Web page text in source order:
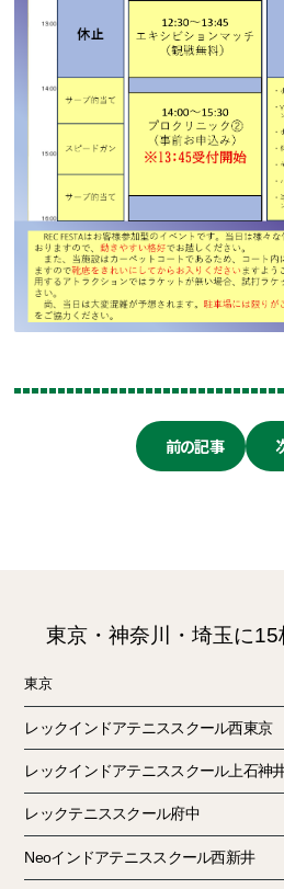
前の記事
東京・神奈川・埼玉に15
東京
レックインドアテニススクール西東京
レックインドアテニススクール上石神
レックテニススクール府中
Neoインドアテニススクール西新井